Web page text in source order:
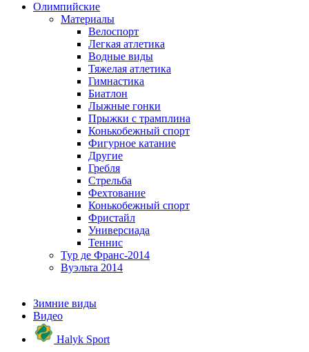
Олимпийские
Материалы
Велоспорт
Легкая атлетика
Водные виды
Тяжелая атлетика
Гимнастика
Биатлон
Лыжные гонки
Прыжки с трамплина
Конькобежный спорт
Фигурное катание
Другие
Гребля
Стрельба
Фехтование
Конькобежный спорт
Фристайл
Универсиада
Теннис
Тур де Франс-2014
Вуэльта 2014
Зимние виды
Видео
Halyk Sport